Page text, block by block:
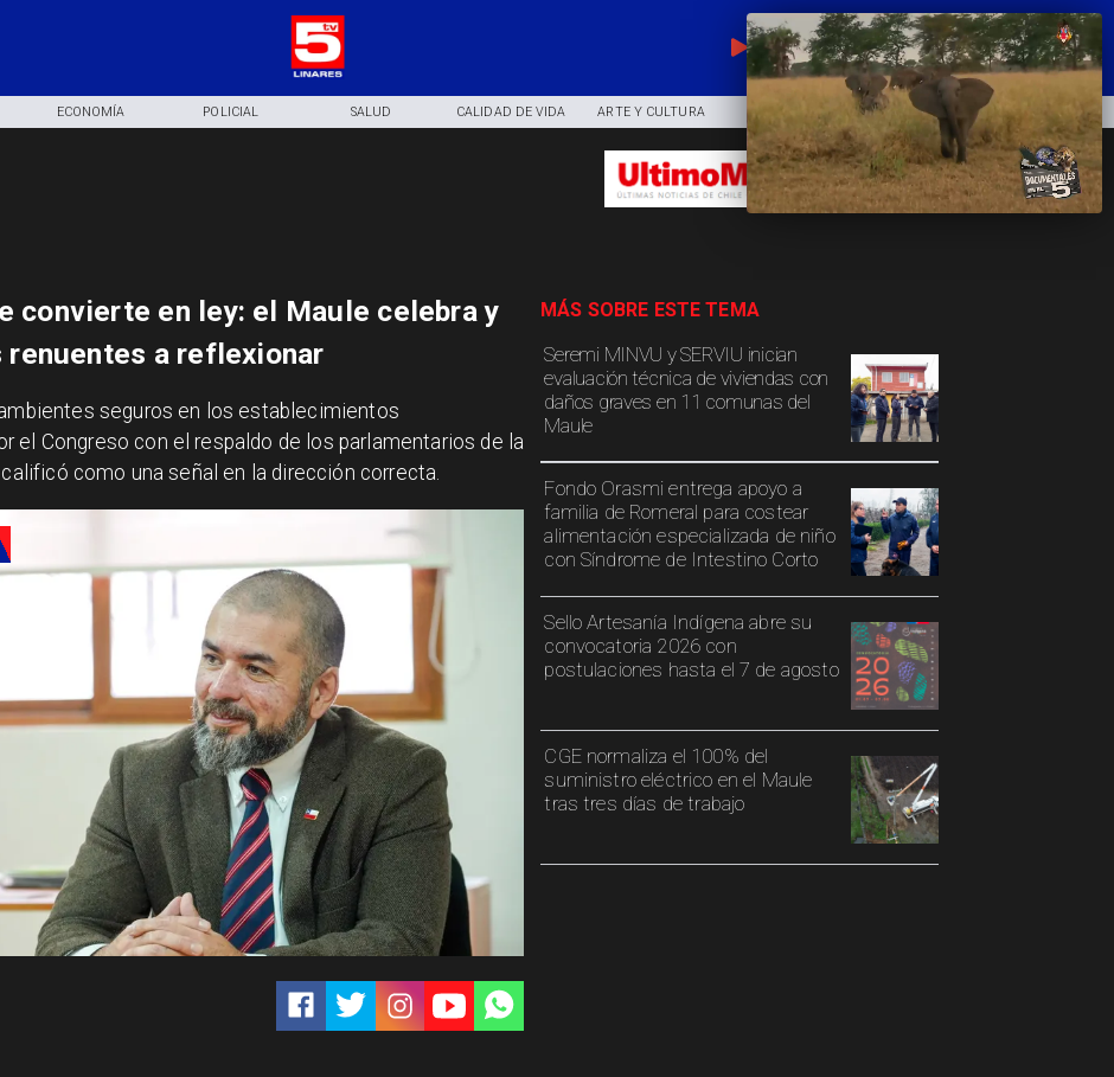
EN VIVO
ECONOMÍA POLICIAL SALUD CALIDAD DE VIDA ARTE Y CULTURA COMUNIDAD DEPORTES
Seremi MINVU y SERVIU inician
evaluación técnica de viviendas con
daños graves en 11 comunas del
Maule
Fondo Orasmi entrega apoyo a
familia de Romeral para costear
alimentación especializada de niño
con Síndrome de Intestino Corto
Sello Artesanía Indígena abre su
convocatoria 2026 con
postulaciones hasta el 7 de agosto
CGE normaliza el 100% del
suministro eléctrico en el Maule
tras tres días de trabajo
MÁS SOBRE ESTE TEMA
convierte en ley: el Maule celebra y
renuentes a reflexionar
seguros en los establecimientos
el Congreso con el respaldo de los parlamentarios de la
como una señal en la dirección correcta.